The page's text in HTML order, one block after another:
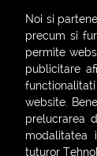
Termeni
Noi si
precum si
permite
publicitare
website.
prelucrarea
modalitatea
tuturor